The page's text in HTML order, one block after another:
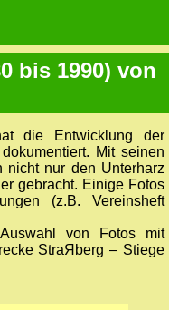
bis 1990) von
die Entwicklung der
Mit seinen
nicht nur den Unterharz
gebracht. Einige Fotos
(z.B. Vereinsheft
von Fotos mit
StraЯberg – Stiege